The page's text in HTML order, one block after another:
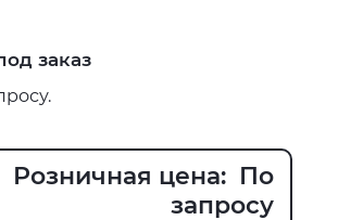
заказ
Розничная цена: По
запросу